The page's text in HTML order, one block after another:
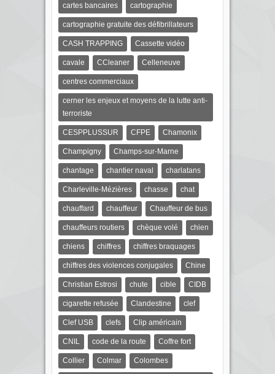
cartes bancaires cartographie
cartographie gratuite des défibrillateurs
CASH TRAPPING Cassette vidéo
cavale CCleaner Celleneuve
centres commerciaux
cerner les enjeux et moyens de la lutte anti-
terroriste
CESPPLUSSUR CFPE Chamonix
Champigny Champs-sur-Marne
chantage chantier naval charlatans
Charleville-Mézières chasse chat
chauffard chauffeur Chauffeur de bus
chauffeurs routiers chèque volé chien
chiens chiffres chiffres braquages
chiffres des violences conjugales Chine
Christian Estrosi chute cible CIDB
cigarette refusée Clandestine clef
Clef USB clefs Clip américain
CNIL code de la route Coffre fort
Collier Colmar Colombes